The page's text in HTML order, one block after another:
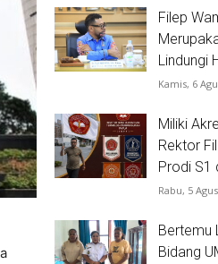
Filep
Lindungi
Kamis, 6
Miliki
Rektor
Prodi S1
Rabu, 5
Bertemu
Bidang